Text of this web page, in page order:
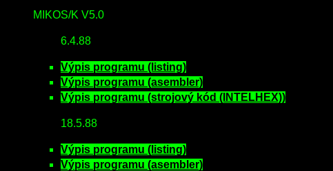
MIKOS/K V5.0
6.4.88
Výpis programu (listing)
Výpis programu (asembler)
Výpis programu (strojový kód (INTELHEX))
18.5.88
Výpis programu (listing)
Výpis programu (asembler)